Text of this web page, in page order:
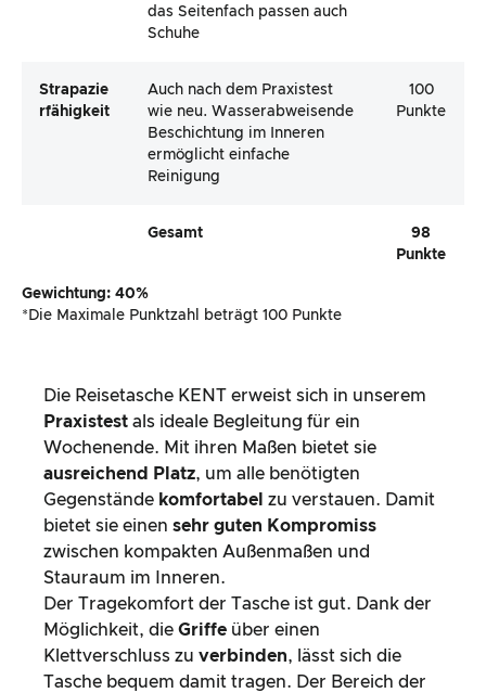
das Seitenfach passen auch
Schuhe
Strapazie
Rfähigkeit
Auch nach dem Praxistest
wie neu. Wasserabweisende
Beschichtung im Inneren
ermöglicht einfache
Reinigung
100
Punkte
Gesamt
98
Punkte
Gewichtung: 40%
*Die Maximale Punktzahl beträgt 100 Punkte
Die Reisetasche KENT erweist sich in unserem
Praxistest als ideale Begleitung für ein
Wochenende. Mit ihren Maßen bietet sie
ausreichend Platz, um alle benötigten
Gegenstände komfortabel zu verstauen. Damit
bietet sie einen sehr guten Kompromiss
zwischen kompakten Außenmaßen und
Stauraum im Inneren.
Der Tragekomfort der Tasche ist gut. Dank der
Möglichkeit, die Griffe über einen
Klettverschluss zu verbinden, lässt sich die
Tasche bequem damit tragen. Der Bereich der